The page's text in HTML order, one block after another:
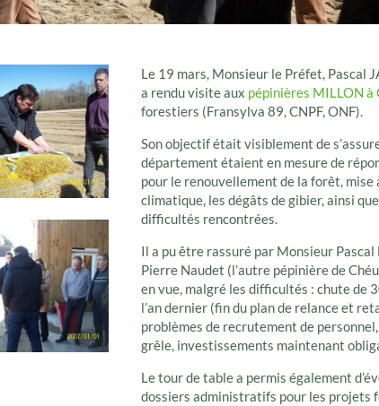
Le 19 mars, Monsieur le Préfet, Pascal
a rendu visite aux pépinières MILLON à
forestiers (Fransylva 89, CNPF, ONF).
Son objectif était visiblement de
département étaient en mesure de
pour le renouvellement de la forêt, mise
climatique, les dégâts de gibier, ainsi
difficultés rencontrées.
Il a pu être rassuré par Monsieur
Pierre Naudet (l’autre pépinière de
en vue, malgré les difficultés : chute de
l’an dernier (fin du plan de relance et
problèmes de recrutement de
grêle, investissements maintenant
Le tour de table a permis également
dossiers administratifs pour les projets